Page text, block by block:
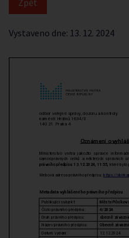
Vystaveno dne: 13. 12. 2024